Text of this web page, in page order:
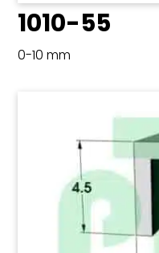
1010-55
0-10 mm